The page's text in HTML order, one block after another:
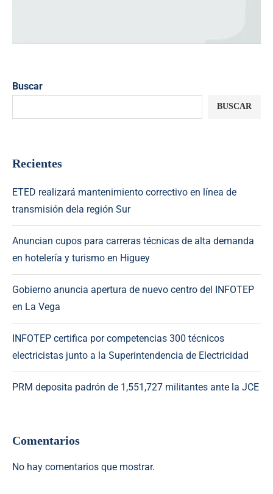
Buscar
BUSCAR
Recientes
ETED realizará mantenimiento correctivo en línea de
transmisión dela región Sur
Anuncian cupos para carreras técnicas de alta demanda
en hotelería y turismo en Higuey
Gobierno anuncia apertura de nuevo centro del INFOTEP
en La Vega
INFOTEP certifica por competencias 300 técnicos
electricistas junto a la Superintendencia de Electricidad
PRM deposita padrón de 1,551,727 militantes ante la JCE
Comentarios
No hay comentarios que mostrar.